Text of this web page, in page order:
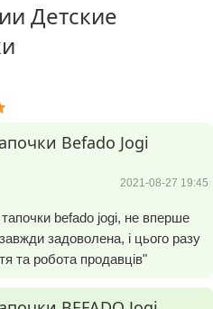
Детские
Befado Jogi
2021-08-27 19:45
befado jogi, не вперше
задоволена, і цього разу
та робота продавців"